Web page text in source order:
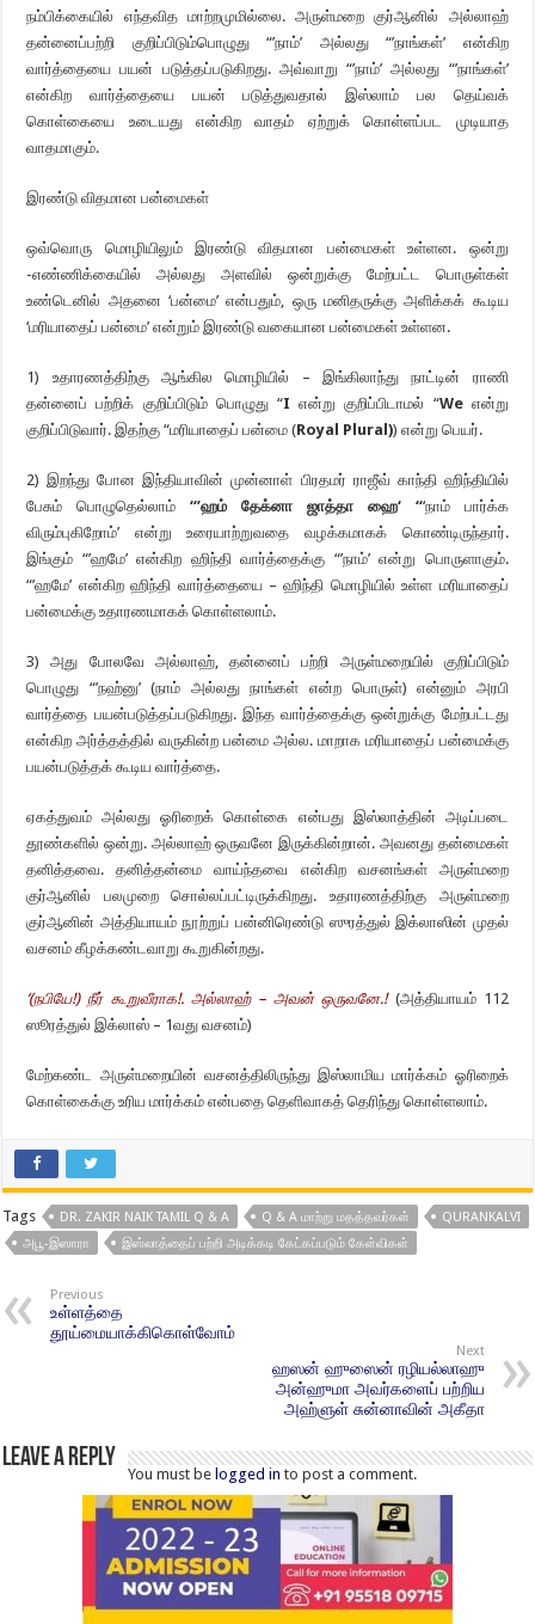
நம்பிக்கையில் எந்தவித மாற்றமுமில்லை. அருள்மறை குர்ஆனில் அல்லாஹ்
தன்னைப்பற்றி குறிப்பிடும்பொழுது “’நாம்’ அல்லது “’நாங்கள்’ என்கிற
வார்த்தையை பயன் படுத்தப்படுகிறது. அவ்வாறு “’நாம்’ அல்லது “’நாங்கள்’
என்கிற வார்த்தையை பயன் படுத்துவதால் இஸ்லாம் பல தெய்வக்
கொள்கையை உடையது என்கிற வாதம் ஏற்றுக் கொள்ளப்பட முடியாத
வாதமாகும்.
இரண்டு விதமான பன்மைகள்
ஒவ்வொரு மொழியிலும் இரண்டு விதமான பன்மைகள் உள்ளன. ஒன்று
-எண்ணிக்கையில் அல்லது அளவில் ஒன்றுக்கு மேற்பட்ட பொருள்கள்
உண்டெனில் அதனை ‘பன்மை’ என்பதும், ஒரு மனிதருக்கு அளிக்கக் கூடிய
‘மரியாதைப் பன்மை’ என்றும் இரண்டு வகையான பன்மைகள் உள்ளன.
1) உதாரணத்திற்கு ஆங்கில மொழியில் – இங்கிலாந்து நாட்டின் ராணி
தன்னைப் பற்றிக் குறிப்பிடும் பொழுது “I என்று குறிப்பிடாமல் “Weஎன்று
குறிப்பிடுவார். இதற்கு “மரியாதைப் பன்மை (Royal Plural)) என்று பெயர்.
2) இறந்து போன இந்தியாவின் முன்னாள் பிரதமர் ராஜீவ் காந்தி ஹிந்தியில்
பேசும் பொழுதெல்லாம்“’ஹம் தேக்னா ஜாத்தா ஹை‘ “‘நாம் பார்க்க
விரும்புகிறோம்’ என்று உரையாற்றுவதை வழக்கமாகக் கொண்டிருந்தார்.
இங்கும் “’ஹமே’ என்கிற ஹிந்தி வார்த்தைக்கு “’நாம்’ என்று பொருளாகும்.
“’ஹமே’ என்கிற ஹிந்தி வார்த்தையை – ஹிந்தி மொழியில் உள்ள மரியாதைப்
பன்மைக்கு உதாரணமாகக் கொள்ளலாம்.
3) அது போலவே அல்லாஹ், தன்னைப் பற்றி அருள்மறையில் குறிப்பிடும்
பொழுது “’நஹ்னு’ (நாம் அல்லது நாங்கள் என்ற பொருள்) என்னும் அரபி
வார்த்தை பயன்படுத்தப்படுகிறது. இந்த வார்த்தைக்கு ஒன்றுக்கு மேற்பட்டது
என்கிற அர்த்தத்தில் வருகின்ற பன்மை அல்ல. மாறாக மரியாதைப் பன்மைக்கு
பயன்படுத்தக் கூடிய வார்த்தை.
ஏகத்துவம் அல்லது ஓரிறைக் கொள்கை என்பது இஸ்லாத்தின் அடிப்படை
தூண்களில் ஒன்று. அல்லாஹ் ஒருவனே இருக்கின்றான். அவனது தன்மைகள்
தனித்தவை. தனித்தன்மை வாய்ந்தவை என்கிற வசனங்கள் அருள்மறை
குர்ஆனில் பலமுறை சொல்லப்பட்டிருக்கிறது. உதாரணத்திற்கு அருள்மறை
குர்ஆனின் அத்தியாயம் நூற்றுப் பன்னிரெண்டு ஸுரத்துல் இக்லாஸின் முதல்
வசனம் கீழக்கண்டவாறு கூறுகின்றது.
‘(நபியே!) நீர் கூறுவீராக!. அல்லாஹ் – அவன் ஒருவனே.!(அத்தியாயம் 112
ஸூரத்துல் இக்லாஸ் – 1வது வசனம்)
மேற்கண்ட அருள்மறையின் வசனத்திலிருந்து இஸ்லாமிய மார்க்கம் ஓரிறைக்
கொள்கைக்கு உரிய மார்க்கம் என்பதை தெளிவாகத் தெரிந்து கொள்ளலாம்.
Tags DR. ZAKIR NAIK TAMIL Q & A Q & A மாற்று மதத்தவர்கள்
QURANKALVI
அபூ-இஸாரா
இஸ்லாத்தைப் பற்றி அடிக்கடி கேட்கப்படும் கேள்விகள்
Previous
உள்ளத்தை
தூய்மையாக்கிகொள்வோம்
Next
ஹஸன் ஹுஸைன் ரழியல்லாஹு
அன்ஹுமா அவர்களைப் பற்றிய
அஹ்ளுள் சுன்னாவின் அகீதா
Leave a Reply
You must be logged in to post a comment.